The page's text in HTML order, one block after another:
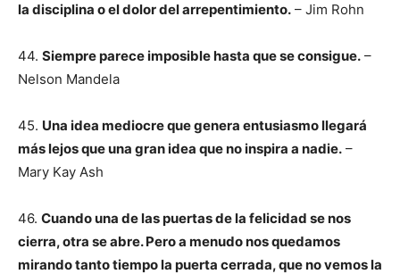
la disciplina o el dolor del arrepentimiento. – Jim Rohn
44. Siempre parece imposible hasta que se consigue. –
Nelson Mandela
45. Una idea mediocre que genera entusiasmo llegará
más lejos que una gran idea que no inspira a nadie. –
Mary Kay Ash
46. Cuando una de las puertas de la felicidad se nos
cierra, otra se abre. Pero a menudo nos quedamos
mirando tanto tiempo la puerta cerrada, que no vemos la